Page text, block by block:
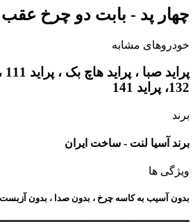
چهار پد - بابت دو چرخ
خودروهای مشابه
132، پراید 141
برند
برند آسیا لنت - ساخت ایران
ویژگی ها
بدون آسیب به کاسه چرخ ، بدون صدا ، بدون آزبست